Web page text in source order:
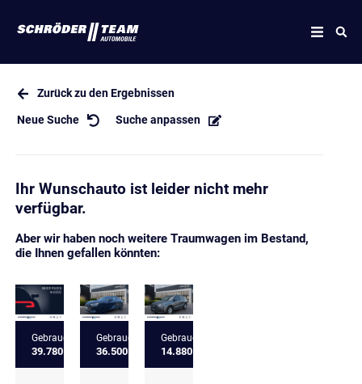
Zurück zu den Ergebnissen
Neue Suche Suche anpassen
Ihr Wunschauto ist leider nicht mehr
verfügbar.
Aber wir haben noch weitere Traumwagen im Bestand,
die Ihnen gefallen könnten:
Gebrauchtfahrzeug
39.780 €
Gebrauchtfahrzeug
36.500 €
Gebrauchtfahrzeug
14.880 €